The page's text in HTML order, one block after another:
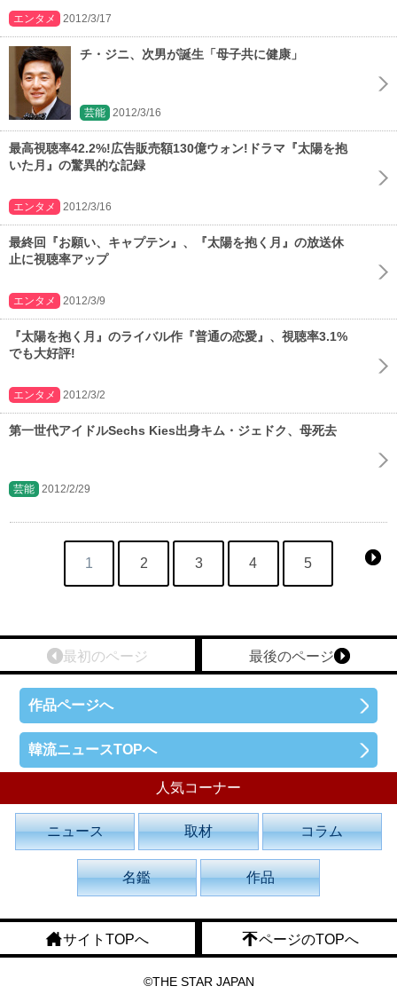
エンタメ 2012/3/17
チ・ジニ、次男が誕生「母子共に健康」
芸能 2012/3/16
最高視聴率42.2%!広告販売額130億ウォン!ドラマ『太陽を抱
いた月』の驚異的な記録
エンタメ 2012/3/16
最終回『お願い、キャプテン』、『太陽を抱く月』の放送休
止に視聴率アップ
エンタメ 2012/3/9
『太陽を抱く月』のライバル作『普通の恋愛』、視聴率3.1%
でも大好評!
エンタメ 2012/3/2
第一世代アイドルSechs Kies出身キム・ジェドク、母死去
芸能 2012/2/29
1 2 3 4 5
最後のページ
最初のページ
作品ページへ
韓流ニュースTOPへ
人気コーナー
ニュース 取材 コラム
名鑑 作品
サイトTOPへ ページのTOPへ
©THE STAR JAPAN